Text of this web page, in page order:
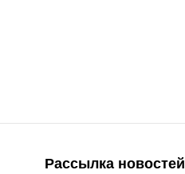
Рассылка новостей